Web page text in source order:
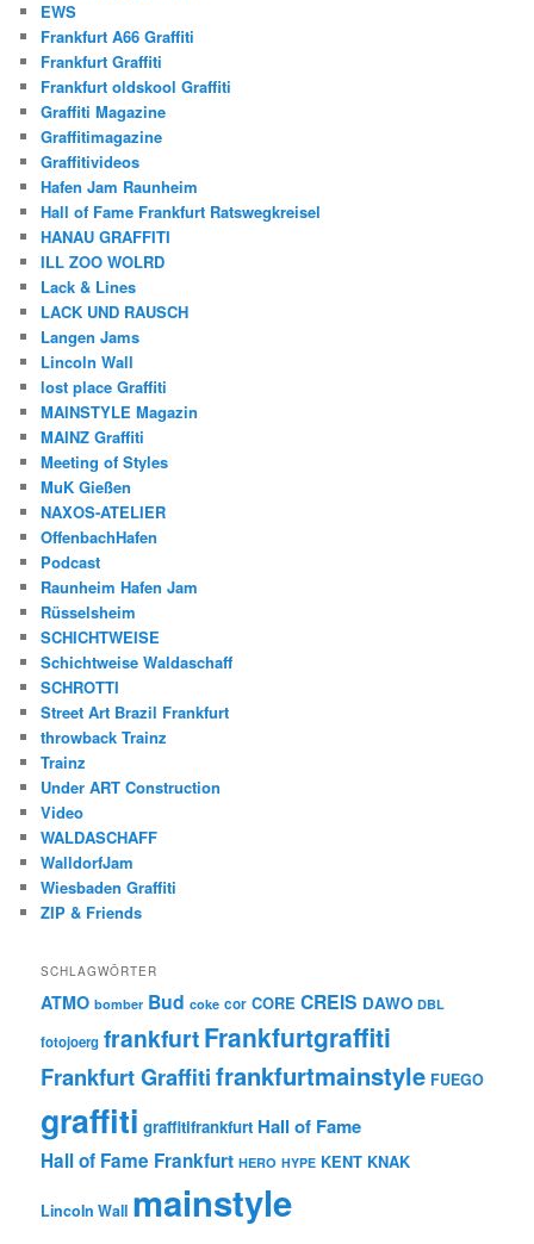
EWS
Frankfurt A66 Graffiti
Frankfurt Graffiti
Frankfurt oldskool Graffiti
Graffiti Magazine
Graffitimagazine
Graffitivideos
Hafen Jam Raunheim
Hall of Fame Frankfurt Ratswegkreisel
HANAU GRAFFITI
ILL ZOO WOLRD
Lack & Lines
LACK UND RAUSCH
Langen Jams
Lincoln Wall
lost place Graffiti
MAINSTYLE Magazin
MAINZ Graffiti
Meeting of Styles
MuK Gießen
NAXOS-ATELIER
OffenbachHafen
Podcast
Raunheim Hafen Jam
Rüsselsheim
SCHICHTWEISE
Schichtweise Waldaschaff
SCHROTTI
Street Art Brazil Frankfurt
throwback Trainz
Trainz
Under ART Construction
Video
WALDASCHAFF
WalldorfJam
Wiesbaden Graffiti
ZIP & Friends
SCHLAGWÖRTER
ATMO bomber Bud coke cor CORE CREIS DAWO DBL
fotojoerg frankfurtFrankfurtgraffiti
Frankfurt Graffitifrankfurtmainstyle FUEGO
graffiti graffitifrankfurt Hall of Fame
Hall of Fame Frankfurt HERO HYPE KENT KNAK
Lincoln Wall mainstyle